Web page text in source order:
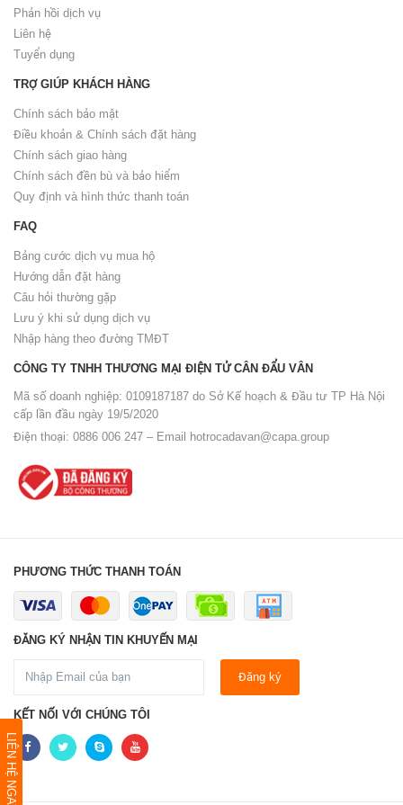
LIÊN HỆ NGAY
Phản hồi dịch vụ
Liên hệ
Tuyển dụng
TRỢ GIÚP KHÁCH HÀNG
Chính sách bảo mật
Điều khoản & Chính sách đặt hàng
Chính sách giao hàng
Chính sách đền bù và bảo hiểm
Quy định và hình thức thanh toán
FAQ
Bảng cước dịch vụ mua hộ
Hướng dẫn đặt hàng
Câu hỏi thường gặp
Lưu ý khi sử dụng dịch vụ
Nhập hàng theo đường TMĐT
CÔNG TY TNHH THƯƠNG MẠI ĐIỆN TỬ CÂN ĐẨU VÂN
Mã số doanh nghiệp: 0109187187 do Sở Kế hoạch & Đầu tư TP Hà Nội
cấp lần đầu ngày 19/5/2020
Điện thoại: 0886 006 247 – Email hotrocadavan@capa.group
PHƯƠNG THỨC THANH TOÁN
ĐĂNG KÝ NHẬN TIN KHUYẾN MẠI
Đăng ký
KẾT NỐI VỚI CHÚNG TÔI